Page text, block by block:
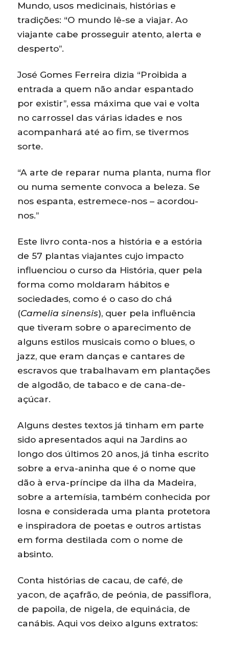
Mundo, usos medicinais, histórias e
tradições: “O mundo lê-se a viajar. Ao
viajante cabe prosseguir atento, alerta e
desperto”.
José Gomes Ferreira dizia “Proibida a
entrada a quem não andar espantado
por existir”, essa máxima que vai e volta
no carrossel das várias idades e nos
acompanhará até ao fim, se tivermos
sorte.
“A arte de reparar numa planta, numa flor
ou numa semente convoca a beleza. Se
nos espanta, estremece-nos – acordou-
nos.”
Este livro conta-nos a história e a estória
de 57 plantas viajantes cujo impacto
influenciou o curso da História, quer pela
forma como moldaram hábitos e
sociedades, como é o caso do chá
(Camelia sinensis), quer pela influência
que tiveram sobre o aparecimento de
alguns estilos musicais como o blues, o
jazz, que eram danças e cantares de
escravos que trabalhavam em plantações
de algodão, de tabaco e de cana-de-
açúcar.
Alguns destes textos já tinham em parte
sido apresentados aqui na Jardins ao
longo dos últimos 20 anos, já tinha escrito
sobre a erva-aninha que é o nome que
dão à erva-príncipe da ilha da Madeira,
sobre a artemísia, também conhecida por
losna e considerada uma planta protetora
e inspiradora de poetas e outros artistas
em forma destilada com o nome de
absinto.
Conta histórias de cacau, de café, de
yacon, de açafrão, de peónia, de passiflora,
de papoila, de nigela, de equinácia, de
canábis. Aqui vos deixo alguns extratos: